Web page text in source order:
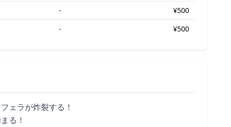
-
¥500
- ¥500
ェラが炸裂する！
る！